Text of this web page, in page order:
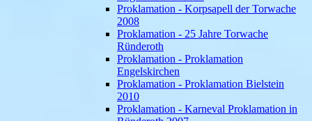
Proklamation - Korpsapell der Torwache
2008
Proklamation - 25 Jahre Torwache
Ründeroth
Proklamation - Proklamation
Engelskirchen
Proklamation - Proklamation Bielstein
2010
Proklamation - Karneval Proklamation in